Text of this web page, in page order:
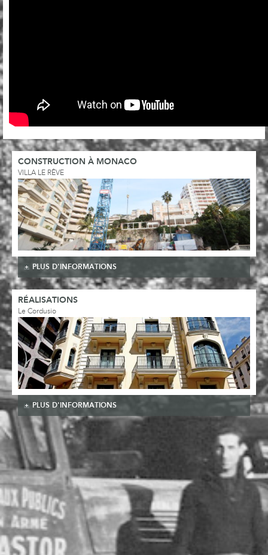
CONSTRUCTION À MONACO
VILLA LE RÊVE
PLUS D'INFORMATIONS
RÉALISATIONS
Le Cordusio
PLUS D'INFORMATIONS